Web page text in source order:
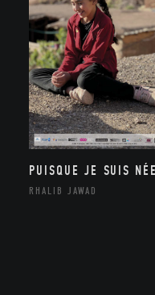
PUISQUE JE SUIS NÉE
RHALIB JAWAD